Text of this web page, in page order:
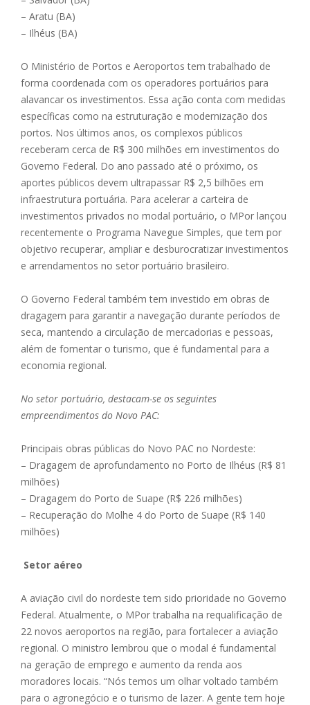
– Aratu (BA)
– Ilhéus (BA)
O Ministério de Portos e Aeroportos tem trabalhado de
forma coordenada com os operadores portuários para
alavancar os investimentos. Essa ação conta com medidas
específicas como na estruturação e modernização dos
portos. Nos últimos anos, os complexos públicos
receberam cerca de R$ 300 milhões em investimentos do
Governo Federal. Do ano passado até o próximo, os
aportes públicos devem ultrapassar R$ 2,5 bilhões em
infraestrutura portuária. Para acelerar a carteira de
investimentos privados no modal portuário, o MPor lançou
recentemente o Programa Navegue Simples, que tem por
objetivo recuperar, ampliar e desburocratizar investimentos
e arrendamentos no setor portuário brasileiro.
O Governo Federal também tem investido em obras de
dragagem para garantir a navegação durante períodos de
seca, mantendo a circulação de mercadorias e pessoas,
além de fomentar o turismo, que é fundamental para a
economia regional.
No setor portuário, destacam-se os seguintes
empreendimentos do Novo PAC:
Principais obras públicas do Novo PAC no Nordeste:
– Dragagem de aprofundamento no Porto de Ilhéus (R$ 81
milhões)
– Dragagem do Porto de Suape (R$ 226 milhões)
– Recuperação do Molhe 4 do Porto de Suape (R$ 140
milhões)
Setor aéreo
A aviação civil do nordeste tem sido prioridade no Governo
Federal. Atualmente, o MPor trabalha na requalificação de
22 novos aeroportos na região, para fortalecer a aviação
regional. O ministro lembrou que o modal é fundamental
na geração de emprego e aumento da renda aos
moradores locais. “Nós temos um olhar voltado também
para o agronegócio e o turismo de lazer. A gente tem hoje